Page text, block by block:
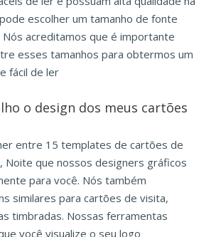
escolher um tamanho de fonte
acreditamos que é importante
esses tamanhos para obtermos um
fácil de ler
o design dos meus cartões
entre 15 templates de cartões de
Noite que nossos designers gráficos
para você. Nós também
similares para cartões de visita,
timbradas. Nossas ferramentas
você visualize o seu logo